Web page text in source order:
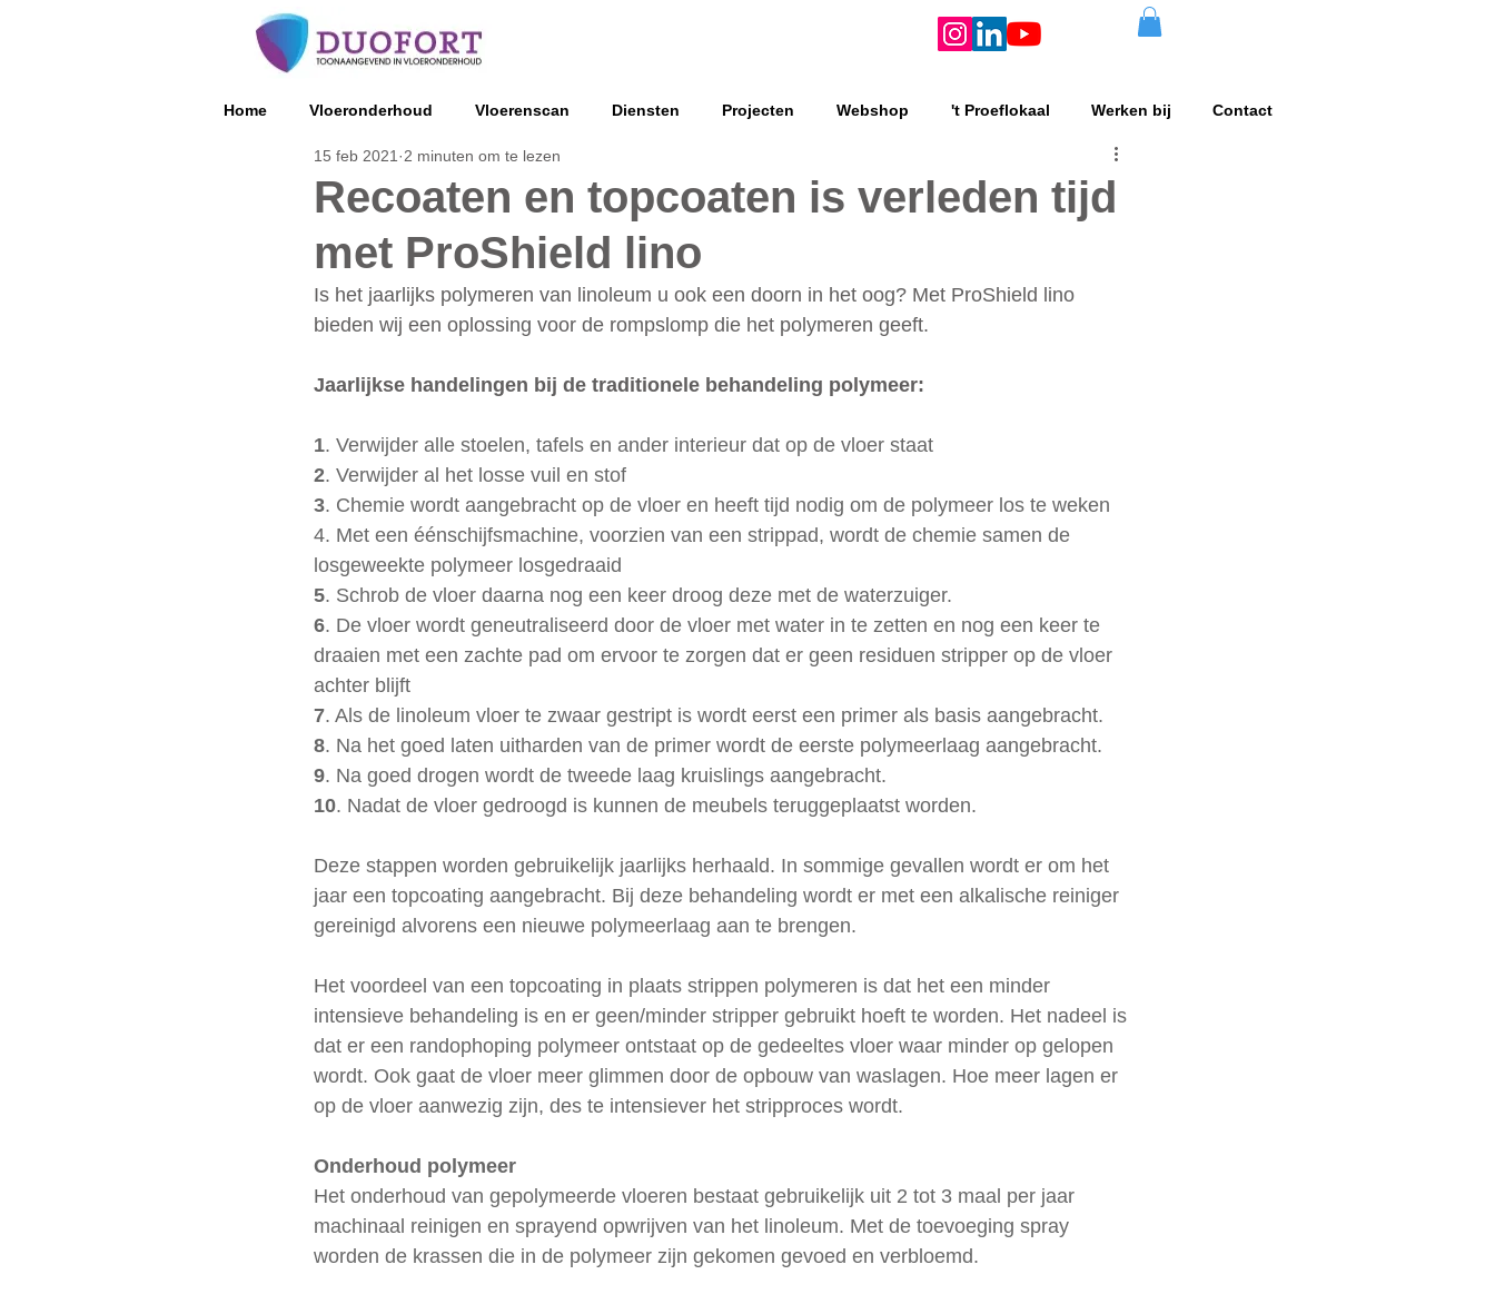
Home Vloeronderhoud Vloerenscan Diensten Projecten Webshop 't Proeflokaal Werken bij Contact
Recoaten en topcoaten is verleden tijd
met ProShield lino
15 feb 2021 2 minuten om te lezen
Is het jaarlijks polymeren van linoleum u ook een doorn in het oog? Met ProShield lino
bieden wij een oplossing voor de rompslomp die het polymeren geeft.
Jaarlijkse handelingen bij de traditionele behandeling polymeer:
1. Verwijder alle stoelen, tafels en ander interieur dat op de vloer staat
2. Verwijder al het losse vuil en stof
3. Chemie wordt aangebracht op de vloer en heeft tijd nodig om de polymeer los te weken
4. Met een éénschijfsmachine, voorzien van een strippad, wordt de chemie samen de
losgeweekte polymeer losgedraaid
5. Schrob de vloer daarna nog een keer droog deze met de waterzuiger.
6. De vloer wordt geneutraliseerd door de vloer met water in te zetten en nog een keer te
draaien met een zachte pad om ervoor te zorgen dat er geen residuen stripper op de vloer
achter blijft
7. Als de linoleum vloer te zwaar gestript is wordt eerst een primer als basis aangebracht.
8. Na het goed laten uitharden van de primer wordt de eerste polymeerlaag aangebracht.
9. Na goed drogen wordt de tweede laag kruislings aangebracht.
10. Nadat de vloer gedroogd is kunnen de meubels teruggeplaatst worden.
Deze stappen worden gebruikelijk jaarlijks herhaald. In sommige gevallen wordt er om het
jaar een topcoating aangebracht. Bij deze behandeling wordt er met een alkalische reiniger
gereinigd alvorens een nieuwe polymeerlaag aan te brengen.
Het voordeel van een topcoating in plaats strippen polymeren is dat het een minder
intensieve behandeling is en er geen/minder stripper gebruikt hoeft te worden. Het nadeel is
dat er een randophoping polymeer ontstaat op de gedeeltes vloer waar minder op gelopen
wordt. Ook gaat de vloer meer glimmen door de opbouw van waslagen. Hoe meer lagen er
op de vloer aanwezig zijn, des te intensiever het stripproces wordt.
Onderhoud polymeer
Het onderhoud van gepolymeerde vloeren bestaat gebruikelijk uit 2 tot 3 maal per jaar
machinaal reinigen en sprayend opwrijven van het linoleum. Met de toevoeging spray
worden de krassen die in de polymeer zijn gekomen gevoed en verbloemd.